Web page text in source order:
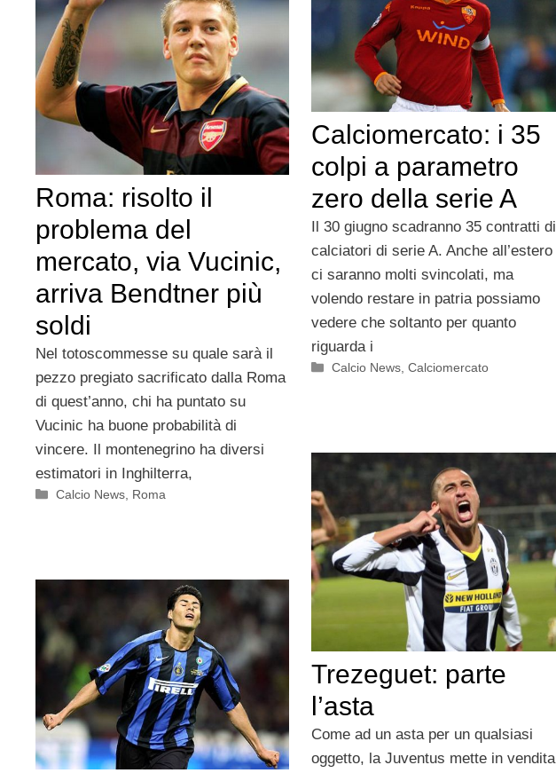
Roma: risolto il
problema del
mercato, via Vucinic,
arriva Bendtner più
soldi
Nel totoscommesse su quale sarà il
pezzo pregiato sacrificato dalla Roma
di quest’anno, chi ha puntato su
Vucinic ha buone probabilità di
vincere. Il montenegrino ha diversi
estimatori in Inghilterra,
Categorie
Calcio News Roma
Calciomercato: i 35
colpi a parametro
zero della serie A
Il 30 giugno scadranno 35 contratti di
calciatori di serie A. Anche all’estero
ci saranno molti svincolati, ma
volendo restare in patria possiamo
vedere che soltanto per quanto
riguarda i
Categorie
Calcio News ,Calciomercato
Trezeguet: parte
l’asta
Come ad un asta per un qualsiasi
oggetto, la Juventus mette in vendita